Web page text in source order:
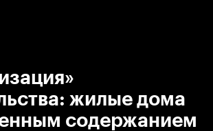
жилые дома
содержанием